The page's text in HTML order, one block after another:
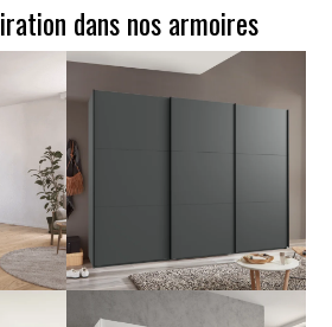
dans nos armoires